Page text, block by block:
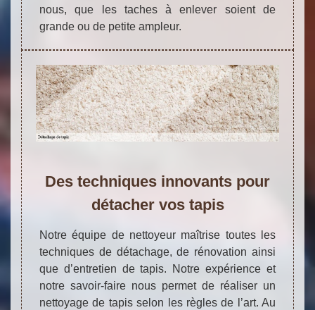
nous, que les taches à enlever soient de
grande ou de petite ampleur.
Des techniques innovants pour
détacher vos tapis
Notre équipe de nettoyeur maîtrise toutes les
techniques de détachage, de rénovation ainsi
que d’entretien de tapis. Notre expérience et
notre savoir-faire nous permet de réaliser un
nettoyage de tapis selon les règles de l’art. Au